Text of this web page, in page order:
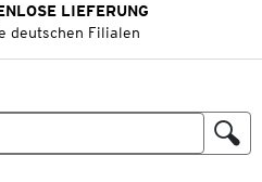
LIEFERUNG
deutschen Filialen